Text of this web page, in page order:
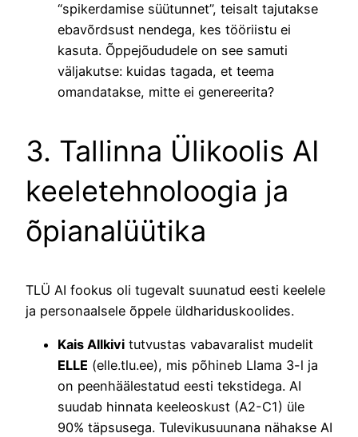
“spikerdamise süütunnet”, teisalt tajutakse
ebavõrdsust nendega, kes tööriistu ei
kasuta. Õppejõududele on see samuti
väljakutse: kuidas tagada, et teema
omandatakse, mitte ei genereerita?
3. Tallinna Ülikoolis AI
keeletehnoloogia ja
õpianalüütika
TLÜ AI fookus oli tugevalt suunatud eesti keelele
ja personaalsele õppele üldhariduskoolides.
Kais Allkivi tutvustas vabavaralist mudelit
ELLE (elle.tlu.ee), mis põhineb Llama 3-l ja
on peenhäälestatud eesti tekstidega. AI
suudab hinnata keeleoskust (A2-C1) üle
90% täpsusega. Tulevikusuunana nähakse AI